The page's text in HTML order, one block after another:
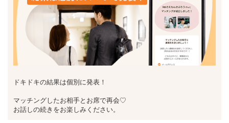
ドキドキの結果は個別に発表！
マッチングしたお相手とお席で再会♡
お話しの続きをお楽しみください。